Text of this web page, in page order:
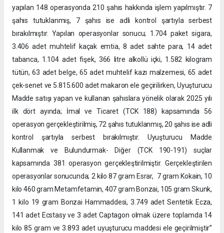
yapılan 148 operasyonda 210 şahıs hakkında işlem yapılmıştır. 7
şahıs tutuklanmış, 7 şahıs ise adli kontrol şartıyla serbest
bırakılmıştır. Yapılan operasyonlar sonucu; 1.704 paket sigara,
3.406 adet muhtelif kaçak emtia, 8 adet sahte para, 14 adet
tabanca, 1.104 adet fişek, 366 litre alkollü içki, 1.582 kilogram
tütün, 63 adet belge, 65 adet muhtelif kazı malzemesi, 65 adet
çek-senet ve 5.815.600 adet makaron ele geçirilirken, Uyuşturucu
Madde satışı yapan ve kullanan şahıslara yönelik olarak 2025 yılı
ilk dört ayında; İmal ve Ticaret (TCK 188) kapsamında 56
operasyon gerçekleştirilmiş, 72 şahıs tutuklanmış, 20 şahıs ise adli
kontrol şartıyla serbest bırakılmıştır. Uyuşturucu Madde
Kullanmak ve Bulundurmak- Diğer (TCK 190-191) suçlar
kapsamında 381 operasyon gerçekleştirilmiştir. Gerçekleştirilen
operasyonlar sonucunda; 2 kilo 87 gram Esrar, 7 gram Kokain, 10
kilo 460 gram Metamfetamin, 407 gram Bonzai, 105 gram Skunk,
1 kilo 19 gram Bonzai Hammaddesi, 3.749 adet Sentetik Ecza,
141 adet Ecstasy ve 3 adet Captagon olmak üzere toplamda 14
kilo 85 gram ve 3.893 adet uyuşturucu maddesi ele geçirilmiştir”